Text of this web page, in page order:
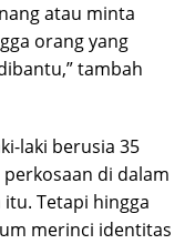
atau minta
orang yang
tambah
laki berusia 35
di dalam
Tetapi hingga
merinci identitas